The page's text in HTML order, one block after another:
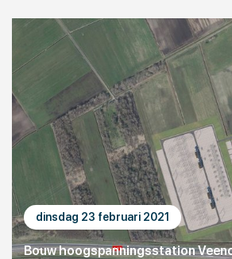
dinsdag 23 februari 2021
Bouw hoogspanningsstation